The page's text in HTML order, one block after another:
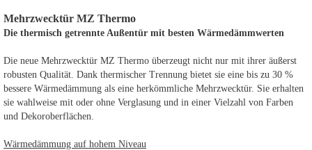
Mehrzwecktür MZ Thermo
Die thermisch getrennte Außentür mit besten Wärmedämmwerten
Die neue Mehrzwecktür MZ Thermo überzeugt nicht nur mit ihrer äußerst
robusten Qualität. Dank thermischer Trennung bietet sie eine bis zu 30 %
bessere Wärmedämmung als eine herkömmliche Mehrzwecktür. Sie erhalten
sie wahlweise mit oder ohne Verglasung und in einer Vielzahl von Farben
und Dekoroberflächen.
Wärmedämmung auf hohem Niveau